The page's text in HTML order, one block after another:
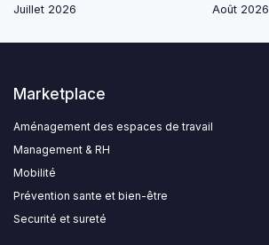
Juillet 2026
Août 2026
Marketplace
Aménagement des espaces de travail
Management & RH
Mobilité
Prévention sante et bien-être
Securité et sureté